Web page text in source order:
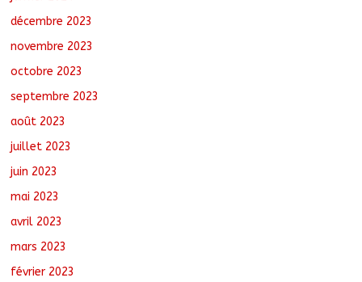
décembre 2023
novembre 2023
octobre 2023
septembre 2023
août 2023
juillet 2023
juin 2023
mai 2023
avril 2023
mars 2023
février 2023